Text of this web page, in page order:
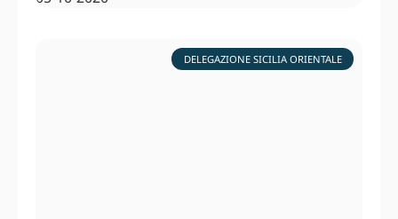
DELEGAZIONE SICILIA ORIENTALE